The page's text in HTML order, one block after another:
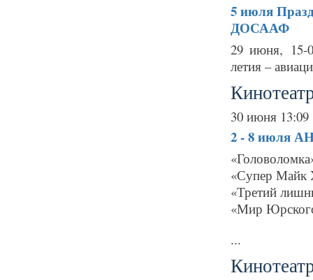
5 июля
ДОСААФ
29 июня, 15-
летия –
30 июня 13:09
2 - 8 июля
«Супер
«Третий
«Мир
...